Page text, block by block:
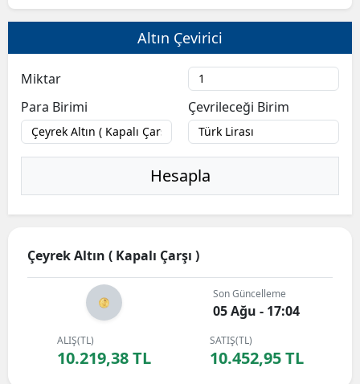
Altın Çevirici
Miktar
Para Birimi
Çevrileceği Birim
Hesapla
Çeyrek Altın ( Kapalı Çarşı )
Son Güncelleme
05 Ağu - 17:04
ALIŞ(TL)
10.219,38 TL
SATIŞ(TL)
10.452,95 TL